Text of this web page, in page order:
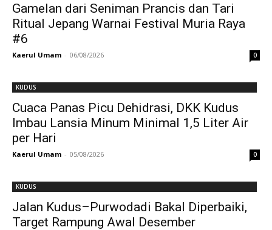
Gamelan dari Seniman Prancis dan Tari
Ritual Jepang Warnai Festival Muria Raya
#6
Kaerul Umam - 06/08/2026 0
KUDUS
Cuaca Panas Picu Dehidrasi, DKK Kudus
Imbau Lansia Minum Minimal 1,5 Liter Air
per Hari
Kaerul Umam - 05/08/2026 0
KUDUS
Jalan Kudus–Purwodadi Bakal Diperbaiki,
Target Rampung Awal Desember